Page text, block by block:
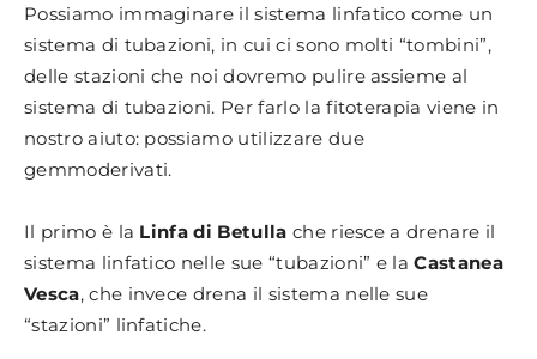
Possiamo immaginare il sistema linfatico come un
sistema di tubazioni, in cui ci sono molti “tombini”,
delle stazioni che noi dovremo pulire assieme al
sistema di tubazioni. Per farlo la fitoterapia viene in
nostro aiuto: possiamo utilizzare due
gemmoderivati.
Il primo è la Linfa di Betulla che riesce a drenare il
sistema linfatico nelle sue “tubazioni” e laCastanea
Vesca, che invece drena il sistema nelle sue
“stazioni” linfatiche.